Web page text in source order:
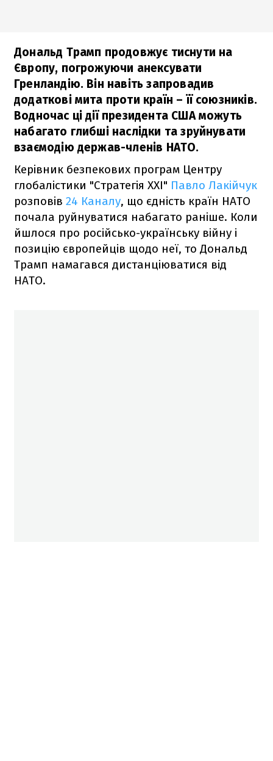
Дональд Трамп продовжує тиснути на
Європу, погрожуючи анексувати
Гренландію. Він навіть запровадив
додаткові мита проти країн – її союзників.
Водночас ці дії президента США можуть
набагато глибші наслідки та зруйнувати
взаємодію держав-членів НАТО.
Керівник безпекових програм Центру
глобалістики "Стратегія XXI" Павло Лакійчук
розповів 24 Каналу, що єдність країн НАТО
почала руйнуватися набагато раніше. Коли
йшлося про російсько-українську війну і
позицію європейців щодо неї, то Дональд
Трамп намагався дистанціюватися від
НАТО.